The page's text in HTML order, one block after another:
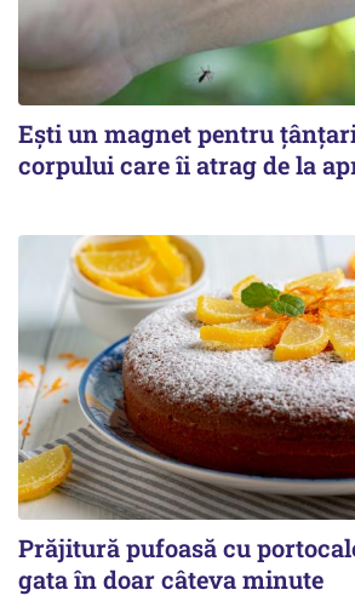
Ești un magnet pentru
corpului care îi atrag de la
Prăjitură pufoasă cu
gata în doar câteva minute